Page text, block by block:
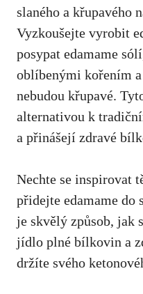
slaného a křupavého
Vyzkoušejte‌ vyrobit
posypat edamame
oblíbenými kořením
nebudou křupavé.
alternativou k
a přinášejí zdravé
Nechte se inspirovat
přidejte ‍edamame do‌
je ‌skvělý způsob,​
jídlo plné bílkovin a
držíte svého